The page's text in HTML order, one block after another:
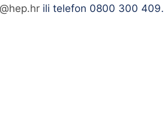
ili telefon 0800 300 409.